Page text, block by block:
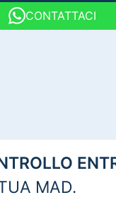
CONTATTACI
MAD.